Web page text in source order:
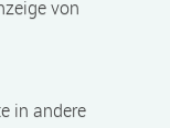
von
in andere